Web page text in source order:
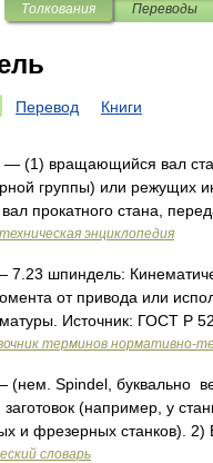
Толкования Переводы
Перевод Книги
— (1) вращающийся вал
группы) или режущих
вал прокатного стана,
энциклопедия
7.23 шпиндель:
от привода или
Источник: ГОСТ Р
терминов нормативно-
(нем. Spindel, буквально
заготовок (например, у
и фрезерных станков). 2)
словарь